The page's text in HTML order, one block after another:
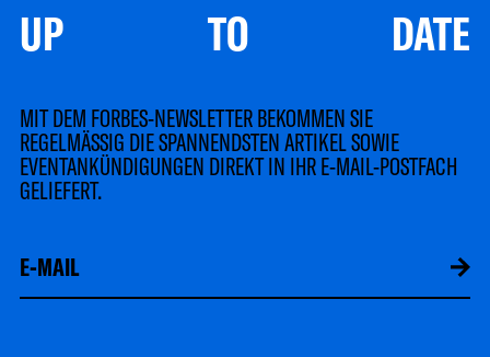
UP TO DATE
MIT DEM FORBES-NEWSLETTER BEKOMMEN SIE
REGELMÄSSIG DIE SPANNENDSTEN ARTIKEL SOWIE
EVENTANKÜNDIGUNGEN DIREKT IN IHR E-MAIL-POSTFACH
GELIEFERT.